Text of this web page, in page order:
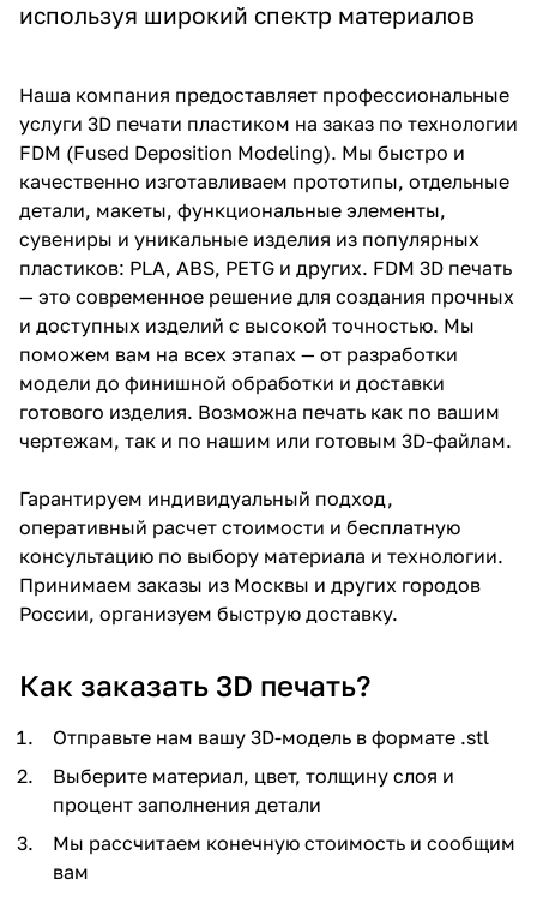
используя широкий спектр материалов
Наша компания предоставляет профессиональные
услуги 3D печати пластиком на заказ по технологии
FDM (Fused Deposition Modeling). Мы быстро и
качественно изготавливаем прототипы, отдельные
детали, макеты, функциональные элементы,
сувениры и уникальные изделия из популярных
пластиков: PLA, ABS, PETG и других. FDM 3D печать
— это современное решение для создания прочных
и доступных изделий с высокой точностью. Мы
поможем вам на всех этапах — от разработки
модели до финишной обработки и доставки
готового изделия. Возможна печать как по вашим
чертежам, так и по нашим или готовым 3D-файлам.
Гарантируем индивидуальный подход,
оперативный расчет стоимости и бесплатную
консультацию по выбору материала и технологии.
Принимаем заказы из Москвы и других городов
России, организуем быструю доставку.
Как заказать 3D печать?
Отправьте нам вашу 3D-модель в формате .stl
Выберите материал, цвет, толщину слоя и
процент заполнения детали
Мы рассчитаем конечную стоимость и сообщим
вам